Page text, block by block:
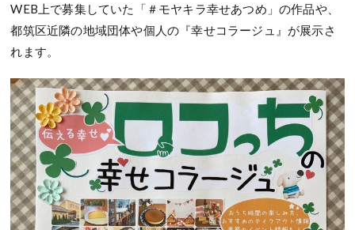
WEB上で募集していた「＃モヤキラ幸せあつめ」の作品や、
都筑区近隣の地域団体や個人の『幸せコラージュ』が展示さ
れます。